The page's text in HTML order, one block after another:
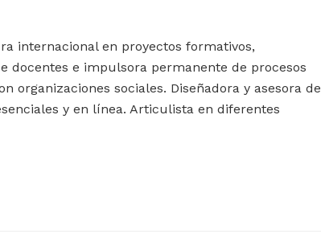
internacional en proyectos formativos,
docentes e impulsora permanente de procesos
organizaciones sociales. Diseñadora y asesora de
y en línea. Articulista en diferentes